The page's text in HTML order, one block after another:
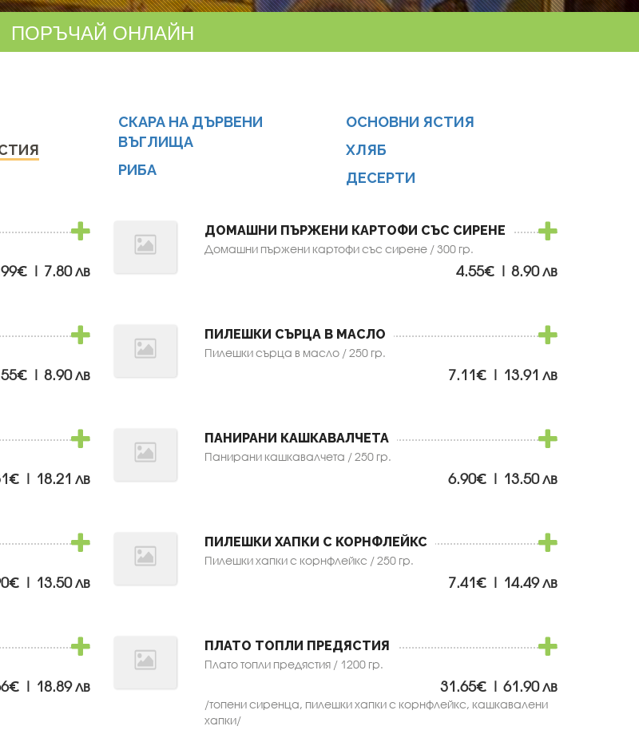
ПОРЪЧАЙ ОНЛАЙН
СКАРА НА ДЪРВЕНИ
ВЪГЛИЩА
РИБА
ОСНОВНИ ЯСТИЯ
ХЛЯБ
ДЕСЕРТИ
| 7.80 лв
ДОМАШНИ ПЪРЖЕНИ КАРТОФИ СЪС СИРЕНЕ
Домашни пържени картофи със сирене / 300 гр.
4.55€ | 8.90 лв
| 8.90 лв
ПИЛЕШКИ СЪРЦА В МАСЛО
Пилешки сърца в масло / 250 гр.
7.11€ | 13.91 лв
| 18.21 лв
ПАНИРАНИ КАШКАВАЛЧЕТА
Панирани кашкавалчета / 250 гр.
6.90€ | 13.50 лв
| 13.50 лв
ПИЛЕШКИ ХАПКИ С КОРНФЛЕЙКС
Пилешки хапки с корнфлейкс / 250 гр.
7.41€ | 14.49 лв
| 18.89 лв
ПЛАТО ТОПЛИ ПРЕДЯСТИЯ
Плато топли предястия / 1200 гр.
31.65€ | 61.90 лв
/топени сиренца, пилeшки хапки с корнфлейкс, кашкавалени
хапки/